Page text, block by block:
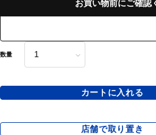
お買い物前にご確認
数量
カートに入れる
店舗で取り置き